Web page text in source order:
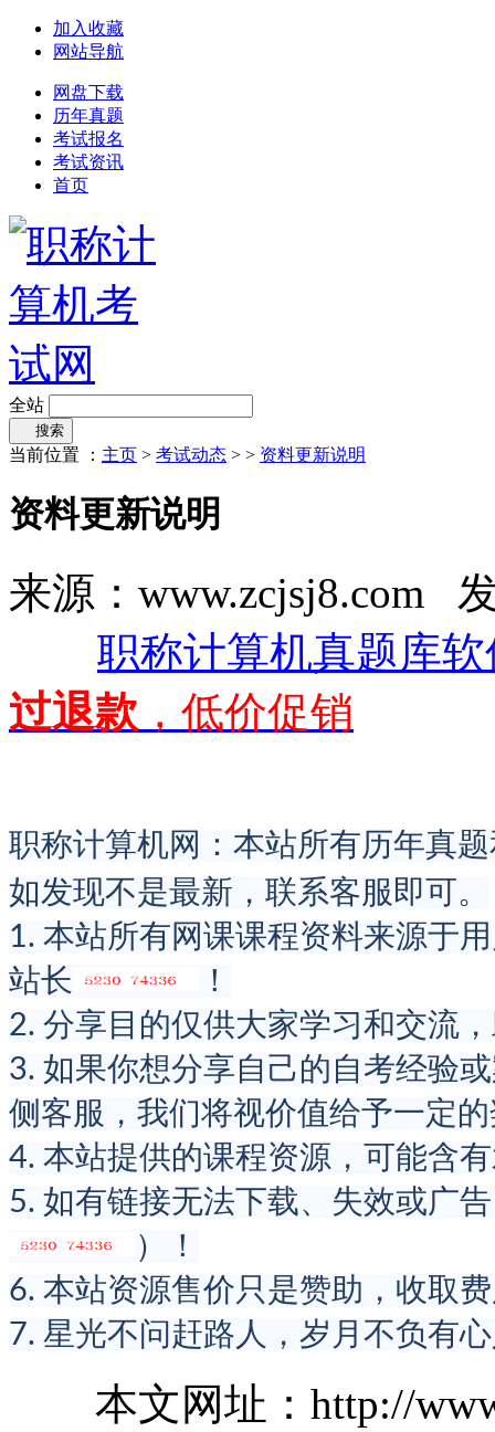
加入收藏
网站导航
网盘下载
历年真题
考试报名
考试资讯
首页
全站
搜索
当前位置 ： 主页 > 考试动态 > > 资料更新说明
资料更新说明
来源：www.zcjsj8.com
职称计算机真题库软
过退款 ，低价促销
职称计算机网：本站所有历年真
如发现不是最新，联系客服即可。
1. 本站所有网课课程资料来源于
站长
！
2. 分享目的仅供大家学习和交流
3. 如果你想分享自己的自考经验
侧客服，我们将视价值给予一定
4. 本站提供的课程资源，可能含
5. 如有链接无法下载、失效或广
）！
6. 本站资源售价只是赞助，收取
7. 星光不问赶路人，岁月不负有
本文网址：http://